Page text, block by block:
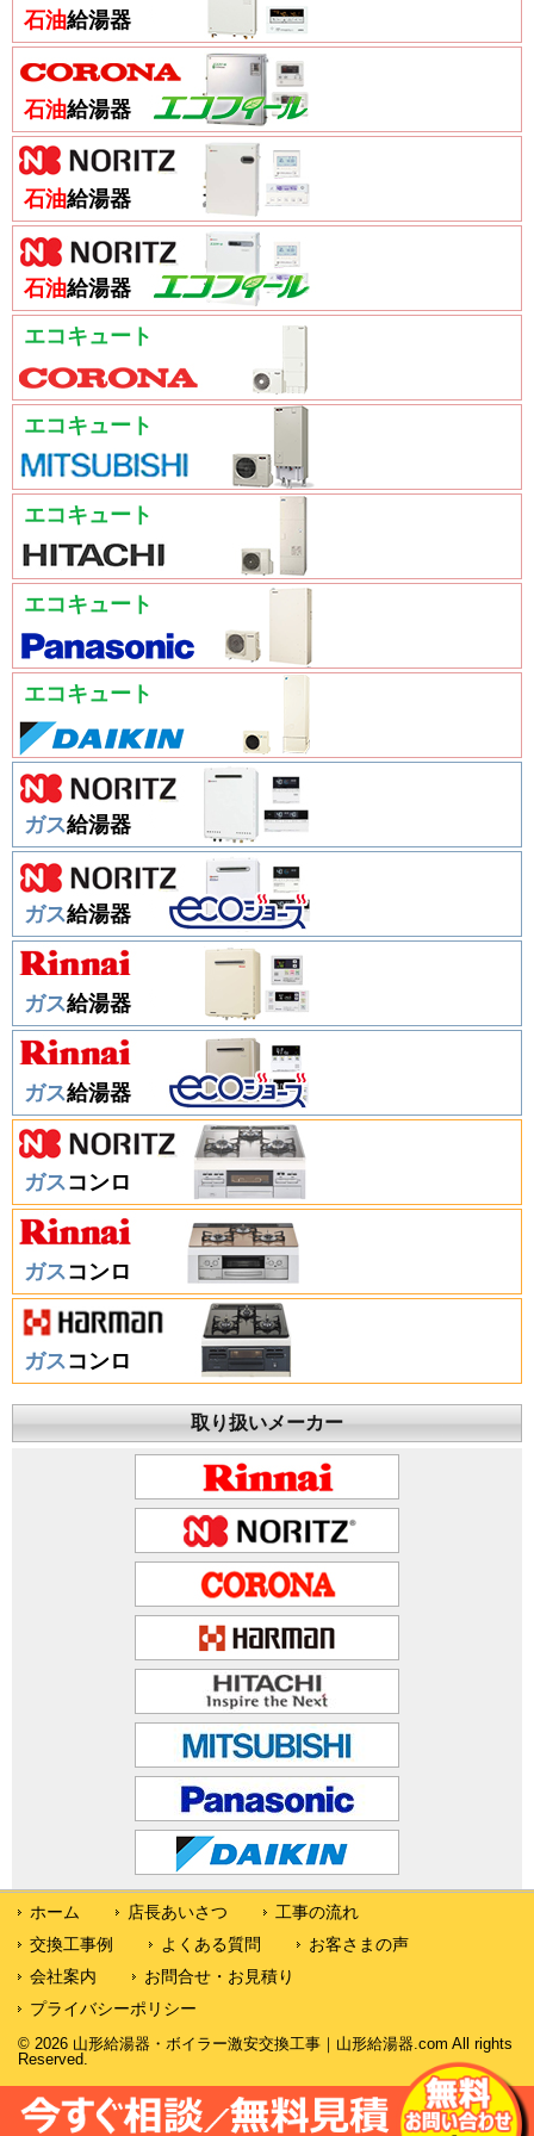
石油給湯器
石油給湯器
石油給湯器
石油給湯器
エコキュート
エコキュート
エコキュート
エコキュート
エコキュート
ガス給湯器
ガス給湯器
ガス給湯器
ガス給湯器
ガスコンロ
ガスコンロ
ガスコンロ
取り扱いメーカー
ホーム 店長あいさつ
工事の流れ
交換工事例
よくある質問
お客さまの声
会社案内
お問合せ・お見積り
プライバシーポリシー
© 2026 山形給湯器・ボイラー激安交換工事｜山形給湯器.com All rights
Reserved.